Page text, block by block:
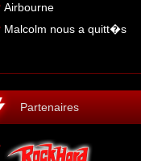
Airbourne
Malcolm nous a quitt�s
Partenaires